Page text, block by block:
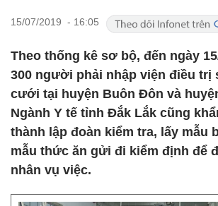
15/07/2019 - 16:05
Theo thống kê sơ bộ, đến ngày
300 người phải nhập viện điều trị
cưới tại huyện Buôn Đôn và
Ngành Y tế tỉnh Đắk Lắk cũng
thành lập đoàn kiểm tra, lấy mẫu
mẫu thức ăn gửi đi kiểm định để
nhân vụ việc.